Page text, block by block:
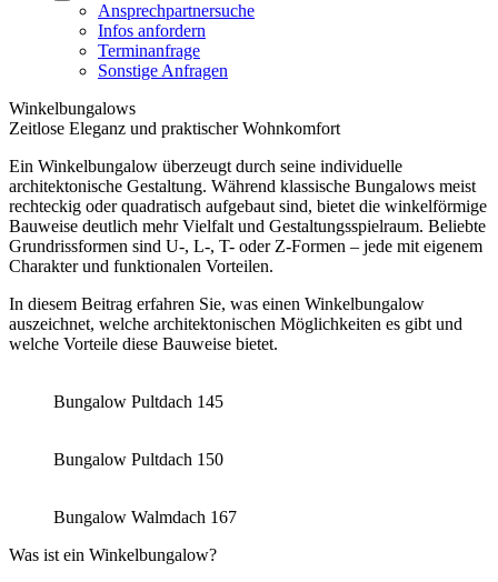
Ansprechpartnersuche
Infos anfordern
Terminanfrage
Sonstige Anfragen
Winkelbungalows
Zeitlose Eleganz und praktischer Wohnkomfort
Ein Winkelbungalow überzeugt durch seine individuelle
architektonische Gestaltung. Während klassische Bungalows meist
rechteckig oder quadratisch aufgebaut sind, bietet die winkelförmige
Bauweise deutlich mehr Vielfalt und Gestaltungsspielraum. Beliebte
Grundrissformen sind U-, L-, T- oder Z-Formen – jede mit eigenem
Charakter und funktionalen Vorteilen.
In diesem Beitrag erfahren Sie, was einen Winkelbungalow
auszeichnet, welche architektonischen Möglichkeiten es gibt und
welche Vorteile diese Bauweise bietet.
Bungalow Pultdach 145
Bungalow Pultdach 150
Bungalow Walmdach 167
Was ist ein Winkelbungalow?